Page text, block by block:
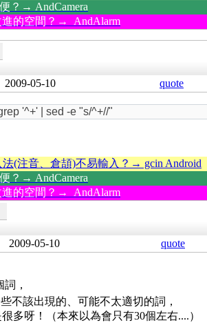
？→ AndCamera
進的空間？→ AndAlarm
2009-05-10 quote
'^+' | sed -e "s/^+//"
(注音、倉頡)不易輸入？→ gcin Android
？→ AndCamera
進的空間？→ AndAlarm
2009-05-10 quote
，
不該出現的、可能不太適切的詞，
多呀！（本來以為會只有30個左右....）